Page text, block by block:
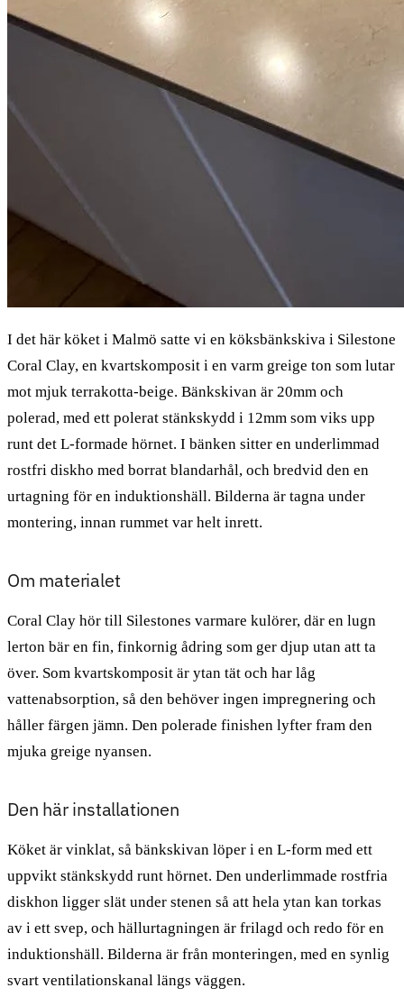
I det här köket i Malmö satte vi en köksbänkskiva i Silestone
Coral Clay, en kvartskomposit i en varm greige ton som lutar
mot mjuk terrakotta-beige. Bänkskivan är 20mm och
polerad, med ett polerat stänkskydd i 12mm som viks upp
runt det L-formade hörnet. I bänken sitter en underlimmad
rostfri diskho med borrat blandarhål, och bredvid den en
urtagning för en induktionshäll. Bilderna är tagna under
montering, innan rummet var helt inrett.
Om materialet
Coral Clay hör till Silestones varmare kulörer, där en lugn
lerton bär en fin, finkornig ådring som ger djup utan att ta
över. Som kvartskomposit är ytan tät och har låg
vattenabsorption, så den behöver ingen impregnering och
håller färgen jämn. Den polerade finishen lyfter fram den
mjuka greige nyansen.
Den här installationen
Köket är vinklat, så bänkskivan löper i en L-form med ett
uppvikt stänkskydd runt hörnet. Den underlimmade rostfria
diskhon ligger slät under stenen så att hela ytan kan torkas
av i ett svep, och hällurtagningen är frilagd och redo för en
induktionshäll. Bilderna är från monteringen, med en synlig
svart ventilationskanal längs väggen.